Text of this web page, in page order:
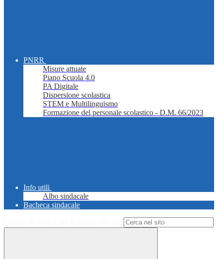
PNRR
Misure attuate
Piano Scuola 4.0
PA Digitale
Dispersione scolastica
STEM e Multilinguismo
Formazione del personale scolastico - D.M. 66/2023
Info utili
Albo sindacale
Bacheca sindacale